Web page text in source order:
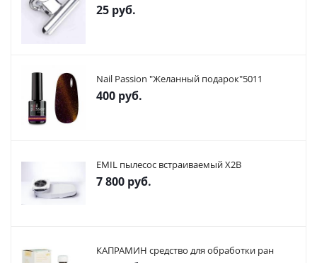
25 руб.
Nail Passion "Желанный подарок"5011
400 руб.
EMIL пылесос встраиваемый X2В
7 800 руб.
КАПРАМИН средство для обработки ран